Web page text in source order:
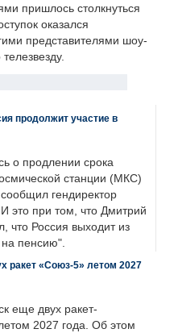
пришлось столкнуться
оказался
представителями шоу-
продолжит участие в
о продлении срока
станции (МКС)
гендиректор
это при том, что Дмитрий
что Россия выходит из
на пенсию".
ракет «Союз-5» летом 2027
еще двух ракет-
2027 года. Об этом